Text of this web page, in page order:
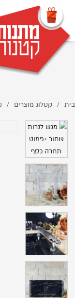
בית / קטלוג מוצרים /